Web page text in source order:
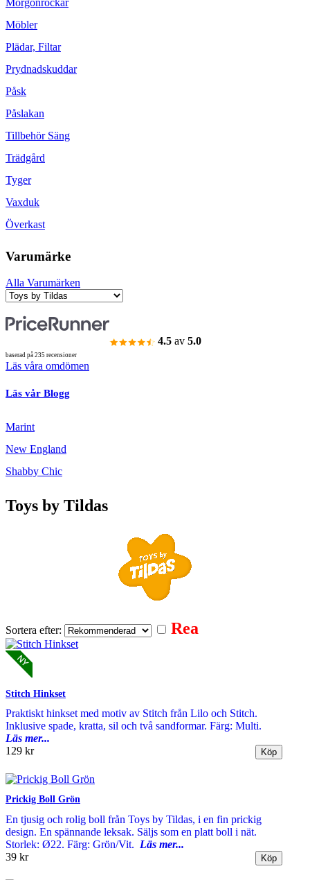
Morgonrockar
Möbler
Plädar, Filtar
Prydnadskuddar
Påsk
Påslakan
Tillbehör Säng
Trädgård
Tyger
Vaxduk
Överkast
Varumärke
Alla Varumärken
4.5 av 5.0
baserad på 235 recensioner
Läs våra omdömen
Läs vår Blogg
Marint
New England
Shabby Chic
Toys by Tildas
Sortera efter: Rea
Stitch Hinkset
Praktiskt hinkset med motiv av Stitch från Lilo och Stitch.
Inklusive spade, kratta, sil och två sandformar. Färg: Multi.
Läs mer...
129 kr
Prickig Boll Grön
En tjusig och rolig boll från Toys by Tildas, i en fin prickig
design. En spännande leksak. Säljs som en platt boll i nät.
Storlek: Ø22. Färg: Grön/Vit. Läs mer...
39 kr